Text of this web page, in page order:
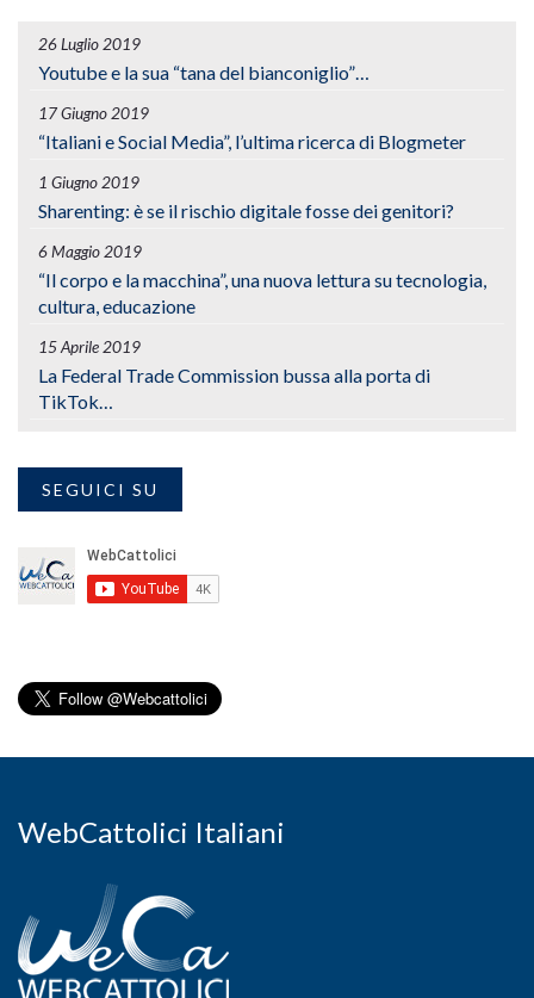
26 Luglio 2019
Youtube e la sua “tana del bianconiglio”…
17 Giugno 2019
“Italiani e Social Media”, l’ultima ricerca di Blogmeter
1 Giugno 2019
Sharenting: è se il rischio digitale fosse dei genitori?
6 Maggio 2019
“Il corpo e la macchina”, una nuova lettura su tecnologia,
cultura, educazione
15 Aprile 2019
La Federal Trade Commission bussa alla porta di
TikTok…
SEGUICI SU
WebCattolici Italiani